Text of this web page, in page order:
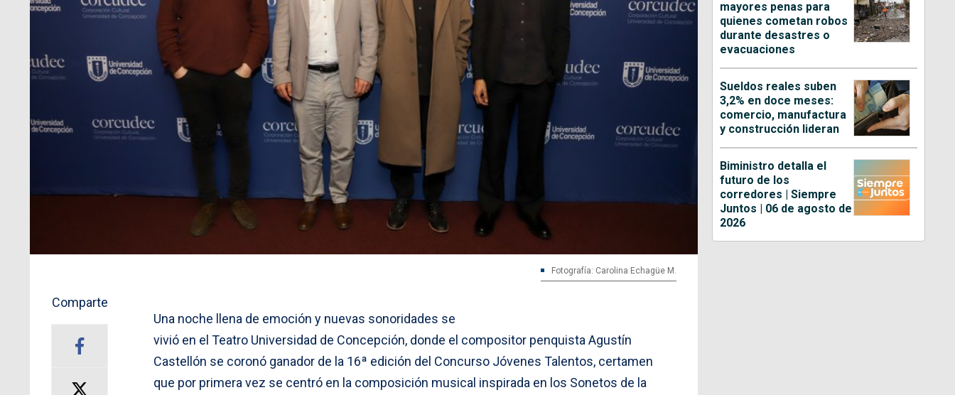
Fotografía: Carolina Echagüe M.
Comparte
Una noche llena de emoción y nuevas sonoridades se
vivió en el Teatro Universidad de Concepción, donde el compositor penquista Agustín
Castellón se coronó ganador de la 16ª edición del Concurso Jóvenes Talentos, certamen
que por primera vez se centró en la composición musical inspirada en los Sonetos de la
mayores penas para
quienes cometan robos
durante desastres o
evacuaciones
Sueldos reales suben
3,2% en doce meses:
comercio, manufactura
y construcción lideran
Biministro detalla el
futuro de los
corredores | Siempre
Juntos | 06 de agosto de
2026